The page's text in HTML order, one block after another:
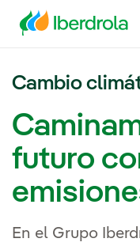
Cambio
futuro
En el Grupo